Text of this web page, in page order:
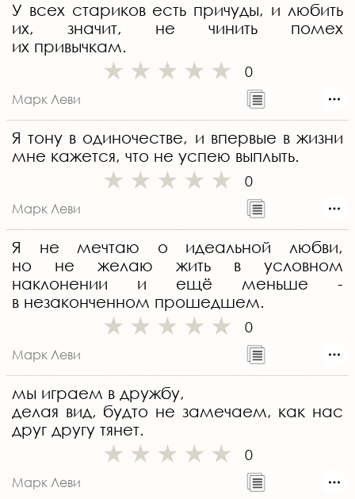
У всех стариков есть причуды, и любить
их, значит, не чинить помех
их привычкам.
0
Марк Леви
Я тону в одиночестве, и впервые в жизни
мне кажется, что не успею выплыть.
0
Марк Леви
Я не мечтаю о идеальной любви,
но не желаю жить в условном
наклонении и ещё меньше -
в незаконченном прошедшем.
0
Марк Леви
мы играем в дружбу,
делая вид, будто не замечаем, как нас
друг другу тянет.
0
Марк Леви